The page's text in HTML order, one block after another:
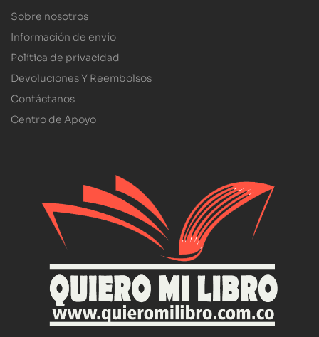
Sobre nosotros
Información de envío
Política de privacidad
Devoluciones Y Reembolsos
Contáctanos
Centro de Apoyo